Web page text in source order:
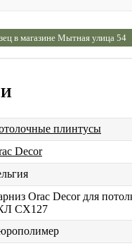
в магазине Мытная улица 54
плинтусы
Decor
Orac Decor для
CX127